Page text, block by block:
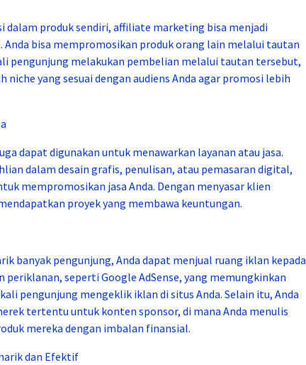
dalam produk sendiri, affiliate marketing bisa menjadi
bisa mempromosikan produk orang lain melalui tautan
pengunjung melakukan pembelian melalui tautan tersebut,
niche yang sesuai dengan audiens Anda agar promosi lebih
dapat digunakan untuk menawarkan layanan atau jasa.
dalam desain grafis, penulisan, atau pemasaran digital,
mempromosikan jasa Anda. Dengan menyasar klien
proyek yang membawa keuntungan.
banyak pengunjung, Anda dapat menjual ruang iklan kepada
periklanan, seperti Google AdSense, yang memungkinkan
pengunjung mengeklik iklan di situs Anda. Selain itu, Anda
tertentu untuk konten sponsor, di mana Anda menulis
mereka dengan imbalan finansial.
dan Efektif